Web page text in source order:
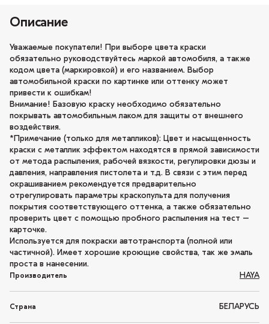
Описание
Уважаемые покупатели! При выборе цвета краски
обязательно руководствуйтесь маркой автомобиля, а также
кодом цвета (маркировкой) и его названием. Выбор
автомобильной краски по картинке или оттенку может
привести к ошибкам!
Внимание! Базовую краску необходимо обязательно
покрывать автомобильным лаком для защиты от внешнего
воздействия.
*Примечание (только для металликов): Цвет и насыщенность
краски с металлик эффектом находятся в прямой зависимости
от метода распыления, рабочей вязкости, регулировки дюзы и
давления, направления пистолета и т.д. В связи с этим перед
окрашиванием рекомендуется предварительно
отрегулировать параметры краскопульта для получения
покрытия соответствующего оттенка, а также обязательно
проверить цвет с помощью пробного распыления на тест –
карточке.
Используется для покраски автотранспорта (полной или
частичной). Имеет хорошие кроющие свойства, так же эмаль
проста в нанесении.
Производитель HAYA
Страна БЕЛАРУСЬ